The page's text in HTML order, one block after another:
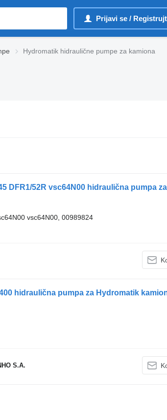
Prijavi se /
Hydromatik hidraulične pumpe za kamiona
DFR1/52R vsc64N00 hidraulična pumpa
vsc64N00, 00989824
hidraulična pumpa za Hydromatik
S.A.